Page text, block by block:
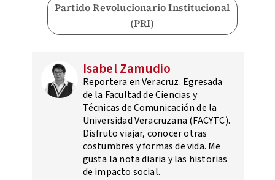
Partido Revolucionario Institucional
(PRI)
Isabel Zamudio
Reportera en Veracruz. Egresada
de la Facultad de Ciencias y
Técnicas de Comunicación de la
Universidad Veracruzana (FACYTC).
Disfruto viajar, conocer otras
costumbres y formas de vida. Me
gusta la nota diaria y las historias
de impacto social.